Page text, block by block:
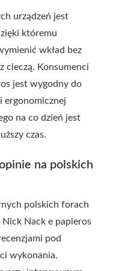
urządzeń jest
któremu
wkład bez
cieczą. Konsumenci
jest wygodny do
ergonomicznej
na co dzień jest
czas.
na polskich
polskich forach
Nack e papieros
pod
wykonania.